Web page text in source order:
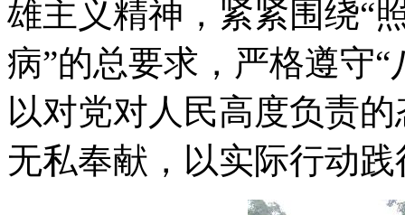
雄主义精神，紧紧围绕“
病”的总要求，严格遵守
以对党对人民高度负责
无私奉献，以实际行动